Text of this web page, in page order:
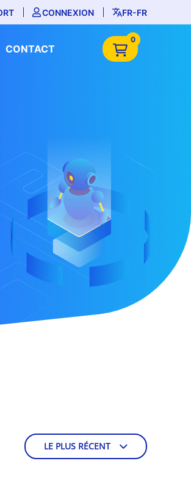
CONNEXION FR-FR
CONTACT
0
LE PLUS RÉCENT